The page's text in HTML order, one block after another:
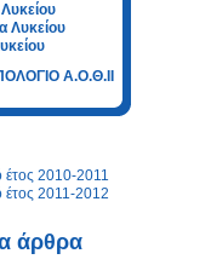
Λυκείου
Α.Ο.Θ.ΙΙ
έτος 2010-2011
έτος 2011-2012
άρθρα